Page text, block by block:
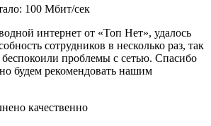
100 Мбит/сек
интернет от «Топ Нет», удалось
сотрудников в несколько раз, так
беспокоили проблемы с сетью. Спасибо
будем рекомендовать нашим
качественно